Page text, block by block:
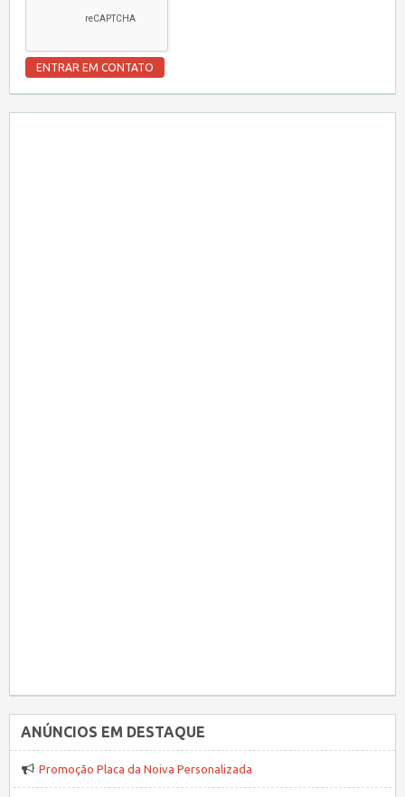
ANÚNCIOS EM DESTAQUE
Promoção Placa da Noiva Personalizada